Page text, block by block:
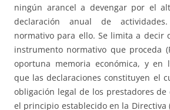
ningún arancel a devengar por el
declaración anual de
normativo para ello. Se limita a decir
instrumento normativo que proceda
oportuna memoria económica, y en
que las declaraciones constituyen el
obligación legal de los prestadores de
el principio establecido en la Directiva